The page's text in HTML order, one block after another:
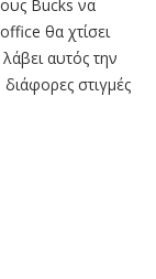
Bucks να
θα χτίσει
αυτός την
στιγμές